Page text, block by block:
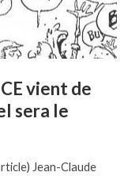
vient de
sera le
Jean-Claude